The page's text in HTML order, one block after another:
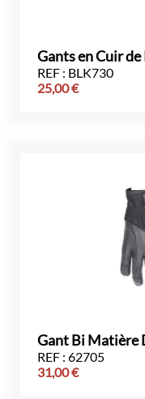
Gants en Cuir
REF : BLK730
25,00€
Gant Bi Matière
REF : 62705
31,00€